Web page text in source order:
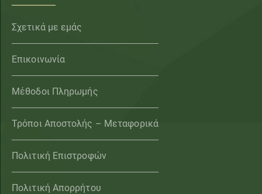
Σχετικά με εμάς
Επικοινωνία
Μέθοδοι Πληρωμής
Τρόποι Αποστολής – Μεταφορικά
Πολιτική Επιστροφών
Πολιτική Απορρήτου